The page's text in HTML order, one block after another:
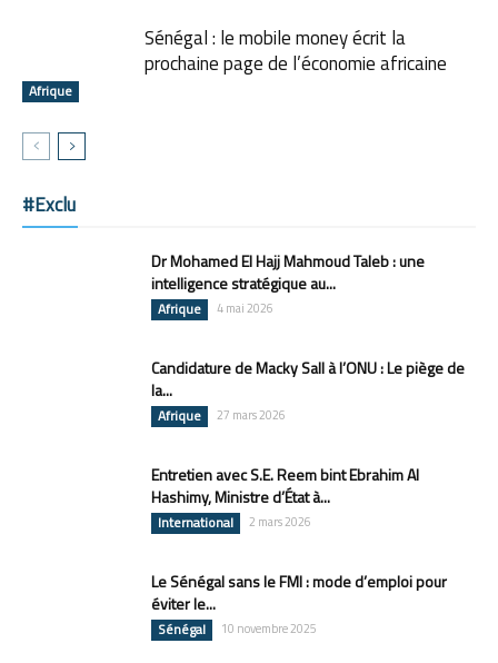
Afrique
Sénégal : le mobile money écrit la
prochaine page de l’économie africaine
#Exclu
Dr Mohamed El Hajj Mahmoud Taleb : une
intelligence stratégique au...
Afrique 4 mai 2026
Candidature de Macky Sall à l’ONU : Le piège de
la...
Afrique 27 mars 2026
Entretien avec S.E. Reem bint Ebrahim Al
Hashimy, Ministre d’État à...
International 2 mars 2026
Le Sénégal sans le FMI : mode d’emploi pour
éviter le...
Sénégal 10 novembre 2025